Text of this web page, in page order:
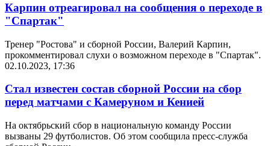
Карпин отреагировал на сообщения о переходе в
"Спартак"
Тренер "Ростова" и сборной России, Валерий Карпин,
прокомментировал слухи о возможном переходе в "Спартак".
02.10.2023, 17:36
Стал известен состав сборной России на сбор
перед матчами с Камеруном и Кенией
На октябрьский сбор в национальную команду России
вызваны 29 футболистов. Об этом сообщила пресс-служба